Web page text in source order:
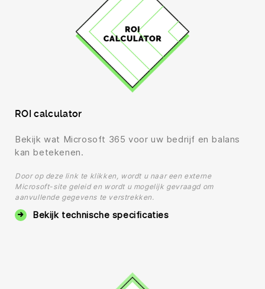
ROI calculator
Bekijk wat Microsoft 365 voor uw bedrijf en balans
kan betekenen.
Door op deze link te klikken, wordt u naar een externe
Microsoft-site geleid en wordt u mogelijk gevraagd om
aanvullende gegevens te verstrekken.
Bekijk technische specificaties